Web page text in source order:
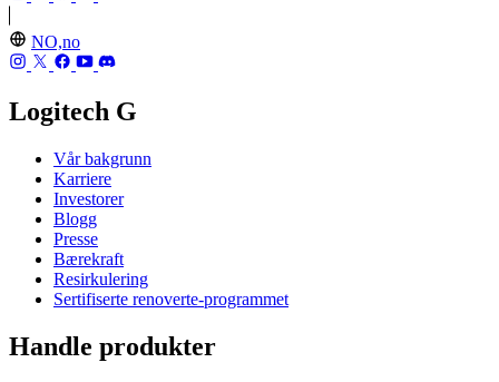
NO,no
Logitech G
Vår bakgrunn
Karriere
Investorer
Blogg
Presse
Bærekraft
Resirkulering
Sertifiserte renoverte-programmet
Handle produkter